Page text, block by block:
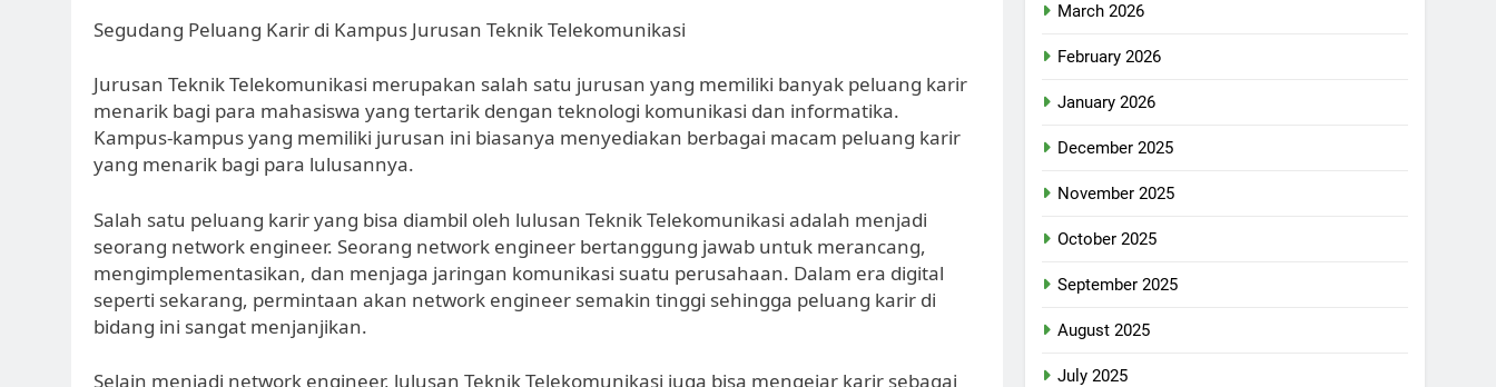
Segudang Peluang Karir di Kampus Jurusan Teknik Telekomunikasi
Jurusan Teknik Telekomunikasi merupakan salah satu jurusan yang memiliki banyak peluang karir
menarik bagi para mahasiswa yang tertarik dengan teknologi komunikasi dan informatika.
Kampus-kampus yang memiliki jurusan ini biasanya menyediakan berbagai macam peluang karir
yang menarik bagi para lulusannya.
Salah satu peluang karir yang bisa diambil oleh lulusan Teknik Telekomunikasi adalah menjadi
seorang network engineer. Seorang network engineer bertanggung jawab untuk merancang,
mengimplementasikan, dan menjaga jaringan komunikasi suatu perusahaan. Dalam era digital
seperti sekarang, permintaan akan network engineer semakin tinggi sehingga peluang karir di
bidang ini sangat menjanjikan.
Selain menjadi network engineer, lulusan Teknik Telekomunikasi juga bisa mengejar karir sebagai
March 2026
February 2026
January 2026
December 2025
November 2025
October 2025
September 2025
August 2025
July 2025